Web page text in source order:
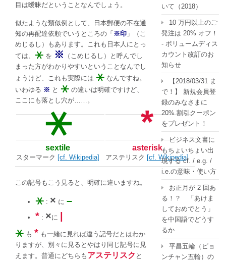
目は曖昧だということなんでしょう。
似たような類似例として、日本郵便の不在通
知の再配達依頼でいうところの「 ※印 」（こ
めじるし）もあります。これも日本人にとっ
ては、 ⚹ を ※
（こめじるし）と呼んでし
まった方がわかりやすいということなんでし
ょうけど、これも実際には ⚹ なんですね。
いわゆる ※ と ⚹ の違いは明確ですけど、
ここにも落とし穴が……。
⚹ *
sextile
スターマーク [cf. Wikipedia]
asterisk
アステリスク [cf. Wikipedia]
この記号もこう見ると、明確に違いますね。
⚹ : × に –
* : ×に
⚹ も * も一緒に見れば違う記号だとはわか
りますが、別々に見るとやはり同じ記号に見
えます。普通にどちらも アステリスク と
いて（2018）
10 万円以上のご
発注は 20% オフ！
- ボリュームディス
カウント改訂のお
知らせ
【2018/03/31 ま
で！】 新規会員登
録のみなさまに
20% 割引クーポン
をプレゼント！
ビジネス文書に
もちょいちょい出
現する cf. / e.g. /
i.e.の意味・使い方
お正月が 2 回あ
る！？ 「あけま
しておめでとう」
を中国語でどうす
るか
平昌五輪（ピョ
ンチャン五輪）の